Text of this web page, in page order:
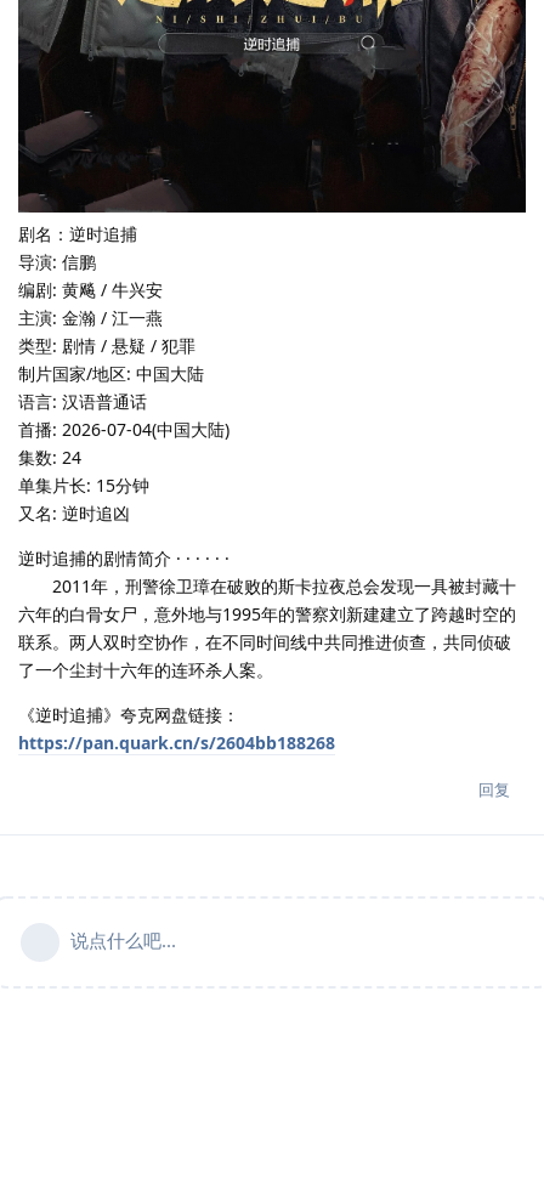
剧名：逆时追捕
导演: 信鹏
编剧: 黄飚 / 牛兴安
主演: 金瀚 / 江一燕
类型: 剧情 / 悬疑 / 犯罪
制片国家/地区: 中国大陆
语言: 汉语普通话
首播: 2026-07-04(中国大陆)
集数: 24
单集片长: 15分钟
又名: 逆时追凶
逆时追捕的剧情简介 · · · · · ·
2011年，刑警徐卫璋在破败的斯卡拉夜总会发现一具被封藏十
六年的白骨女尸，意外地与1995年的警察刘新建建立了跨越时空的
联系。两人双时空协作，在不同时间线中共同推进侦查，共同侦破
了一个尘封十六年的连环杀人案。
《逆时追捕》夸克网盘链接：
https://pan.quark.cn/s/2604bb188268
回复
说点什么吧...